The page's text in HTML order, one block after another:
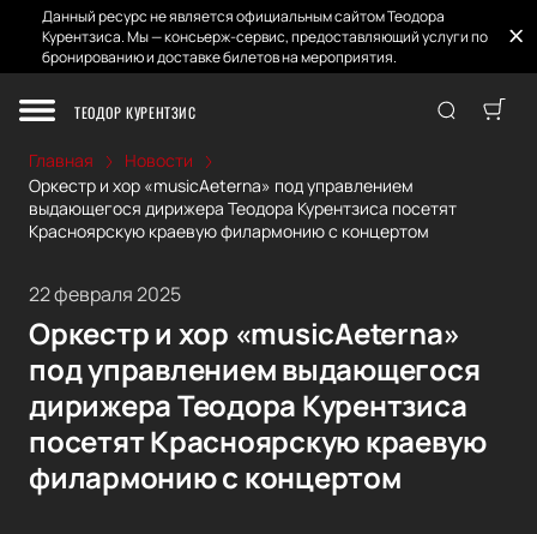
Данный ресурс не является официальным сайтом Теодора
Курентзиса. Мы — консьерж-сервис, предоставляющий услуги по
бронированию и доставке билетов на мероприятия.
ТЕОДОР КУРЕНТЗИС
Главная
Новости
Оркестр и хор «musicAeterna» под управлением
выдающегося дирижера Теодора Курентзиса посетят
Красноярскую краевую филармонию с концертом
22 февраля 2025
Оркестр и хор «musicAeterna»
под управлением выдающегося
дирижера Теодора Курентзиса
посетят Красноярскую краевую
филармонию с концертом